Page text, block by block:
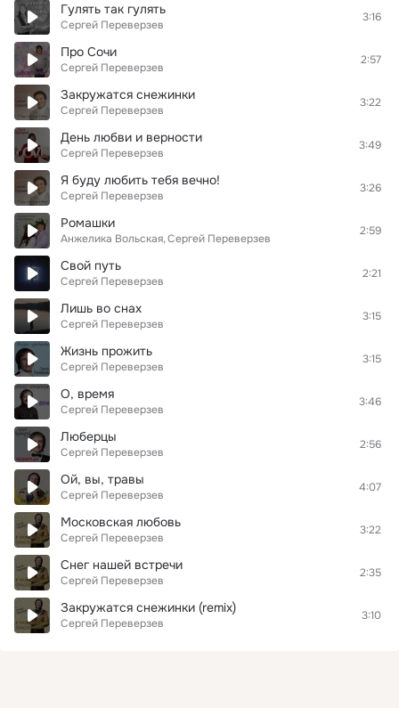
Гулять так гулять
Сергей Переверзев
3:16
Про Сочи
Сергей Переверзев
2:57
Закружатся снежинки
Сергей Переверзев
3:22
День любви и верности
Сергей Переверзев
3:49
Я буду любить тебя вечно!
Сергей Переверзев
3:26
Ромашки
Анжелика Вольская Сергей Переверзев
2:59
Свой путь
Сергей Переверзев
2:21
Лишь во снах
Сергей Переверзев
3:15
Жизнь прожить
Сергей Переверзев
3:15
О, время
Сергей Переверзев
3:46
Люберцы
Сергей Переверзев
2:56
Ой, вы, травы
Сергей Переверзев
4:07
Московская любовь
Сергей Переверзев
3:22
Снег нашей встречи
Сергей Переверзев
2:35
Закружатся снежинки (remix)
Сергей Переверзев
3:10